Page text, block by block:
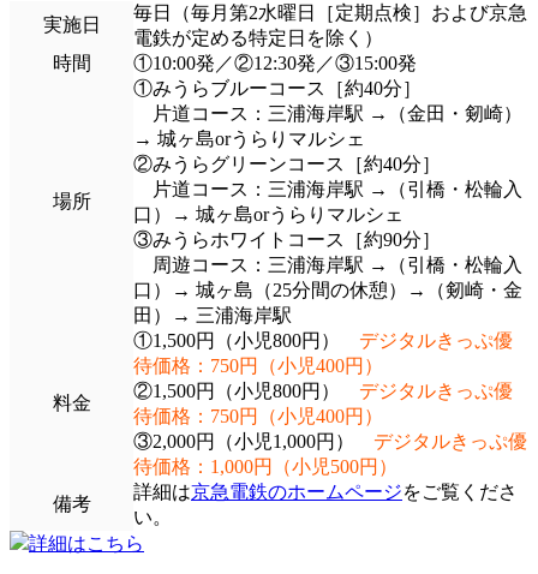
実施日
毎日（毎月第2水曜日［定期点検］および京急
電鉄が定める特定日を除く）
時間
①10:00発／②12:30発／③15:00発
場所
①みうらブルーコース［約40分］
片道コース：三浦海岸駅 →（金田・剱崎）
→ 城ヶ島orうらりマルシェ
②みうらグリーンコース［約40分］
片道コース：三浦海岸駅 →（引橋・松輪入
口）→ 城ヶ島orうらりマルシェ
③みうらホワイトコース［約90分］
周遊コース：三浦海岸駅 →（引橋・松輪入
口）→ 城ヶ島（25分間の休憩）→（剱崎・金
田）→ 三浦海岸駅
料金
①1,500円（小児800円） デジタルきっぷ優
待価格：750円（小児400円）
②1,500円（小児800円） デジタルきっぷ優
待価格：750円（小児400円）
③2,000円（小児1,000円） デジタルきっぷ優
待価格：1,000円（小児500円）
備考
詳細は京急電鉄のホームページをご覧くださ
い。
詳細はこちら